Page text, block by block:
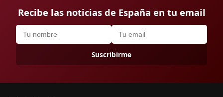
Recibe las noticias de España en tu email
Suscribirme